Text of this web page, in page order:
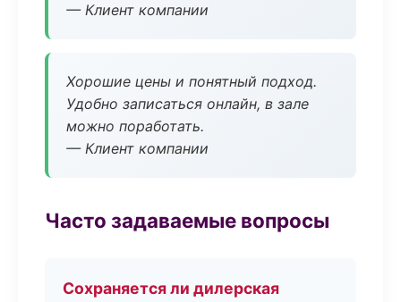
— Клиент компании
Хорошие цены и понятный подход.
Удобно записаться онлайн, в зале
можно поработать.
— Клиент компании
Часто задаваемые вопросы
Сохраняется ли дилерская